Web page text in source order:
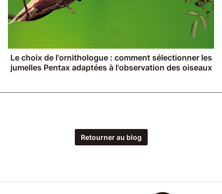
Le choix de l'ornithologue : comment sélectionner les
jumelles Pentax adaptées à l'observation des oiseaux
Retourner au blog